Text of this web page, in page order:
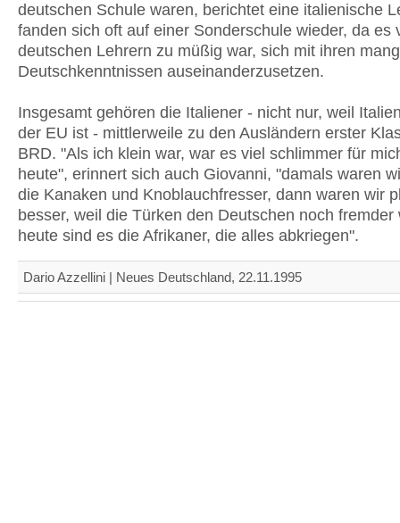
deutschen Schule waren, berichtet eine italienische
fanden sich oft auf einer Sonderschule wieder, da es
deutschen Lehrern zu müßig war, sich mit ihren
Deutschkenntnissen auseinanderzusetzen.
Insgesamt gehören die Italiener - nicht nur, weil
der EU ist - mittlerweile zu den Ausländern erster
BRD. "Als ich klein war, war es viel schlimmer für
heute", erinnert sich auch Giovanni, "damals waren
die Kanaken und Knoblauchfresser, dann waren wir
besser, weil die Türken den Deutschen noch fremder
heute sind es die Afrikaner, die alles abkriegen".
Dario Azzellini | Neues Deutschland, 22.11.1995